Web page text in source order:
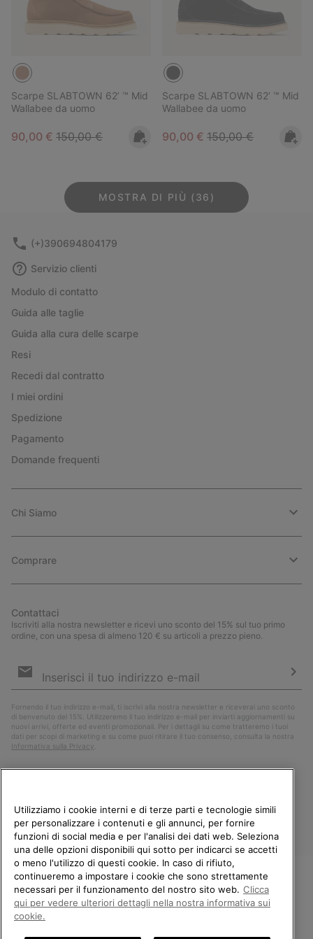
Scarpe SLABTOWN 62’ ™ Mid
Wallabee da uomo
Sale price:
90,00 € Regular price:
150,00 €
Scarpe SLABTOWN 62’ ™ Mid
Wallabee da uomo
Sale price:
90,00 € Regular price:
150,00 €
MOSTRA DI PIÙ (36)
(+)390694804179
Servizio clienti
Modulo di contatto
Guida alle taglie
Guida alla cura delle scarpe
Resi
Recedi dal contratto
I miei ordini
Spedizione
Pagamento
Domande frequenti
Chi Siamo
Comprare
Contattaci
Iscriviti alla nostra newsletter e ricevi uno sconto del 15% sul tuo primo
ordine, con una spesa di almeno 120 € su articoli a prezzo pieno.
e-
Fornendo il tuo indirizzo e-mail, ti iscrivi alla nostra newsletter e riceverai uno sconto
di benvenuto del 15%. Utilizzeremo il tuo indirizzo e-mail per inviarti aggiornamenti su
nuovi arrivi, offerte ed eventi promozionali. Per i dettagli su come tratteremo i tuoi
dati per scopi di marketing e su come puoi ritirare il tuo consenso, consulta la nostra
Informativa sulla Privacy
Italia
©2026Columbia Sportswear Company. Avenue des Morgines, 12 1213
Petit-Lancy Switzerland. Tutti i diritti riservati.
BENVENUTO/A IN SOREL.
SELEZIONA IL TUO PAESE DI
Utilizziamo i cookie interni e di terze parti e tecnologie simili
per personalizzare i contenuti e gli annunci, per fornire
funzioni di social media e per l'analisi dei dati web. Seleziona
una delle opzioni disponibili qui sotto per indicarci se accetti
o meno l'utilizzo di questi cookie. In caso di rifiuto,
continueremo a impostare i cookie che sono strettamente
necessari per il funzionamento del nostro sito web. Clicca
qui per vedere ulteriori dettagli nella nostra informativa sui
cookie.